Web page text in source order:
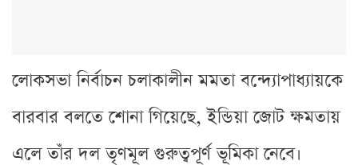
লোকসভা নির্বাচন চলাকালীন মমতা বন্দ্যোপাধ্যায়কে
বারবার বলতে শোনা গিয়েছে, ইন্ডিয়া জোট ক্ষমতায়
এলে তাঁর দল তৃণমূল গুরুত্বপূর্ণ ভূমিকা নেবে।